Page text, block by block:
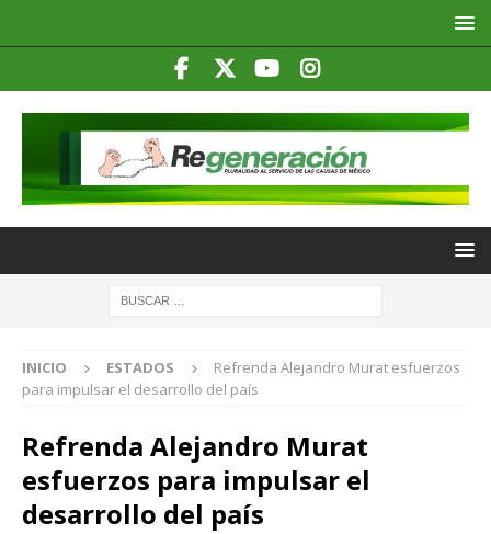
INICIO ESTADOS
Refrenda Alejandro Murat esfuerzos
para impulsar el desarrollo del país
Refrenda Alejandro Murat
esfuerzos para impulsar el
desarrollo del país